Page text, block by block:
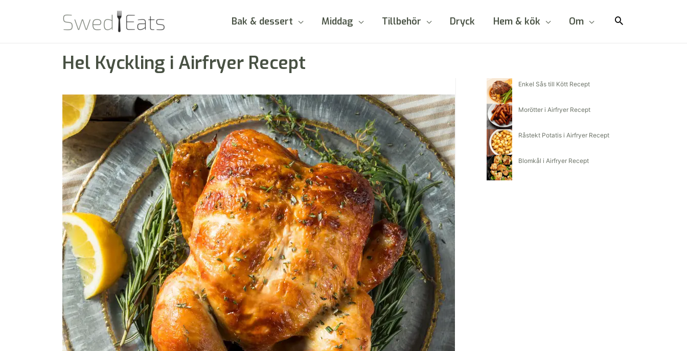
Bak & dessert Middag Tillbehör Dryck Hem & kök Om
Hel Kyckling i Airfryer Recept
Enkel Sås till Kött Recept
Morötter i Airfryer Recept
Råstekt Potatis i Airfryer Recept
Blomkål i Airfryer Recept